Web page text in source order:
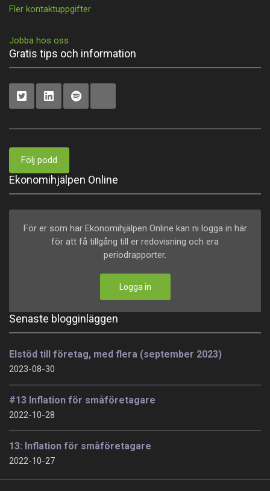
Fler kontaktuppgifter
Jobba hos oss
Gratis tips och information
Följ podd
Ekonomihjälpen Online
För er som har Ekonomihjälpen Online kan ni logga in här
för att få tillgång till er redovisning och era
periodrapporter.
Logga in
Senaste blogginläggen
Elstöd till företag, med flera (september 2023)
2023-08-30
#13 Inflation för småföretagare
2022-10-28
13: Inflation för småföretagare
2022-10-27